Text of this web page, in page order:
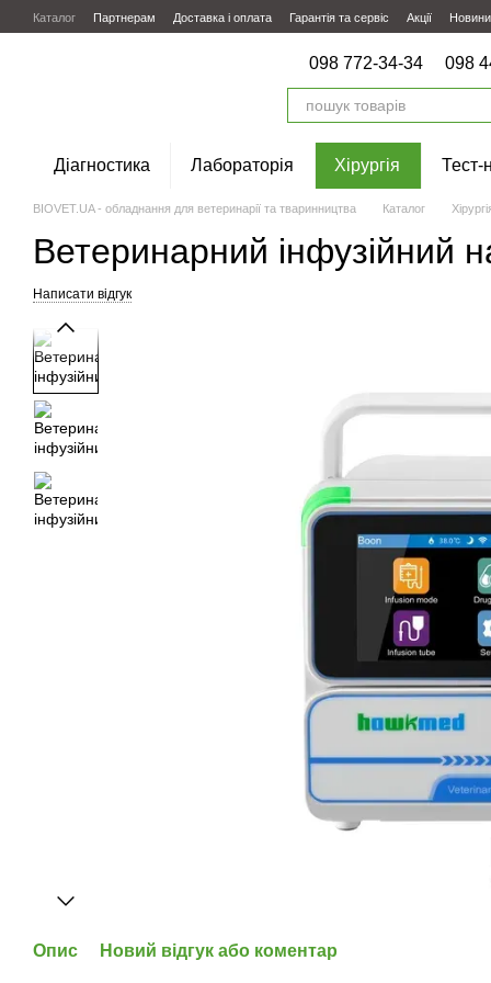
Перейти до основного контенту
Каталог Партнерам Доставка і оплата Гарантія та сервіс Акції Новини
098 772-34-34 098
Діагностика Лабораторія Хірургія Тест-
BIOVET.UA - обладнання для ветеринарії та тваринництва Каталог
Ветеринарний інфузійний
Написати відгук
Опис Новий відгук або коментар